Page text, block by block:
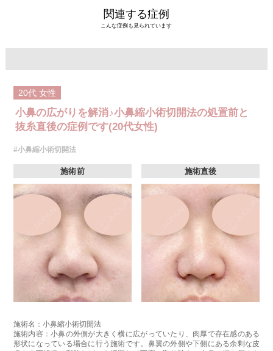
関連する症例
こんな症例も見られています
20代 女性
小鼻の広がりを解消♪小鼻縮小術切開法の処置前と
抜糸直後の症例です(20代女性)
#小鼻縮小術切開法
施術前 施術直後
施術名：小鼻縮小術切開法
施術内容：小鼻の外側が大きく横に広がっていたり、肉厚で存在感のある
形状になっている場合に行う施術です。鼻翼の外側や下側にある余剰な皮